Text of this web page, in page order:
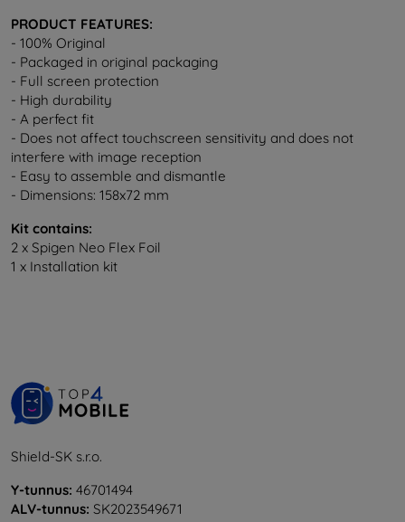
PRODUCT FEATURES:
- 100% Original
- Packaged in original packaging
- Full screen protection
- High durability
- A perfect fit
- Does not affect touchscreen sensitivity and does not
interfere with image reception
- Easy to assemble and dismantle
- Dimensions: 158x72 mm
Kit contains:
2 x Spigen Neo Flex Foil
1 x Installation kit
Shield-SK s.r.o.
Y-tunnus: 46701494
ALV-tunnus: SK2023549671